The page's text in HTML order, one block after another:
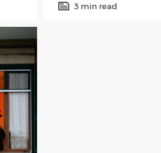
3 min read